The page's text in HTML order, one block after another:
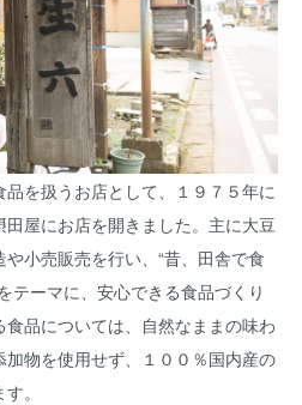
品を扱うお店として、１９７５年に
屋にお店を開きました。主に大豆
小売販売を行い、“昔、田舎で食
テーマに、安心できる食品づくり
品については、自然なままの味わ
物を使用せず、１００％国内産の
。